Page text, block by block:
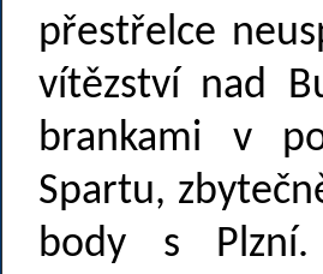
přestřelce
vítězství nad
brankami v
Spartu,
body s